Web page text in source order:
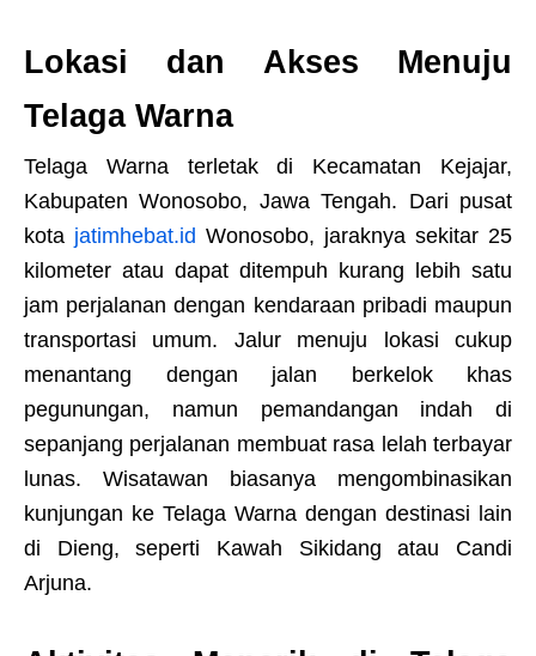
Lokasi dan Akses Menuju
Telaga Warna
Telaga Warna terletak di Kecamatan Kejajar,
Kabupaten Wonosobo, Jawa Tengah. Dari pusat
kota jatimhebat.id Wonosobo, jaraknya sekitar 25
kilometer atau dapat ditempuh kurang lebih satu
jam perjalanan dengan kendaraan pribadi maupun
transportasi umum. Jalur menuju lokasi cukup
menantang dengan jalan berkelok khas
pegunungan, namun pemandangan indah di
sepanjang perjalanan membuat rasa lelah terbayar
lunas. Wisatawan biasanya mengombinasikan
kunjungan ke Telaga Warna dengan destinasi lain
di Dieng, seperti Kawah Sikidang atau Candi
Arjuna.